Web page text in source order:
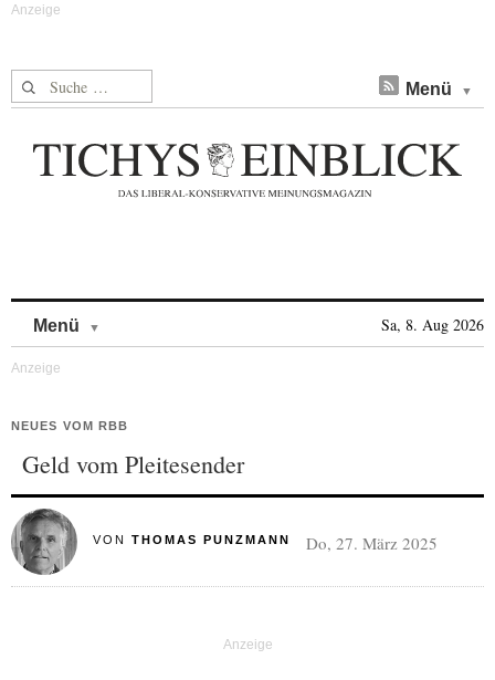
Suche nach: Menü
Menü Sa, 8. Aug 2026
NEUES VOM RBB
Geld vom Pleitesender
VON THOMAS PUNZMANN Do, 27. März 2025